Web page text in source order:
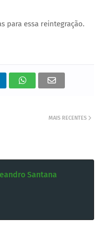
para essa reintegração.
MAIS RECENTES
Santana